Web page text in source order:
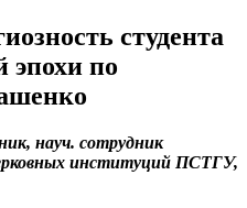
студента
эпохи по
науч. сотрудник
институций ПСТГУ,